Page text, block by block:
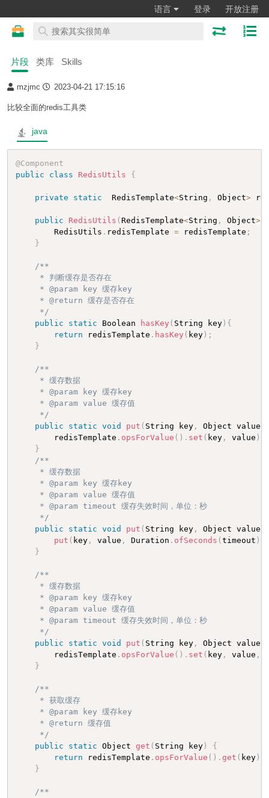
语言 登录 开放注册
片段 类库 Skills
mzjmc 2023-04-21 17:15:16
比较全面的redis工具类
java
@Component
public
class RedisUtils {
private static
  RedisTemplate
<String , Object>
public RedisUtils ( RedisTemplate<String , Object>
        RedisUtils
. redisTemplate = redisTemplate ;
}
/**
     * 判断缓存是否存在
     * @param key 缓存key
     * @return 缓存是否存在
     */
public
static Boolean hasKey ( String key) {
return redisTemplate . hasKey ( key) ;
}
/**
     * 缓存数据
     * @param key 缓存key
     * @param value 缓存值
     */
public
static void put ( String key, Object value
        redisTemplate
. opsForValue ( ) . set ( key, value )
}
/**
     * 缓存数据
     * @param key 缓存key
     * @param value 缓存值
     * @param timeout 缓存失效时间，单位：秒
     */
public
static void put ( String key, Object value
put ( key, value , Duration . ofSeconds ( timeout )
}
/**
     * 缓存数据
     * @param key 缓存key
     * @param value 缓存值
     * @param timeout 缓存失效时间，单位：秒
     */
public
static void put ( String key, Object value
        redisTemplate
. opsForValue ( ) . set ( key, value ,
}
/**
     * 获取缓存
     * @param key 缓存key
     * @return 缓存值
     */
public
static Object get ( String key)
{
return redisTemplate . opsForValue ( ) . get ( key)
}
/**